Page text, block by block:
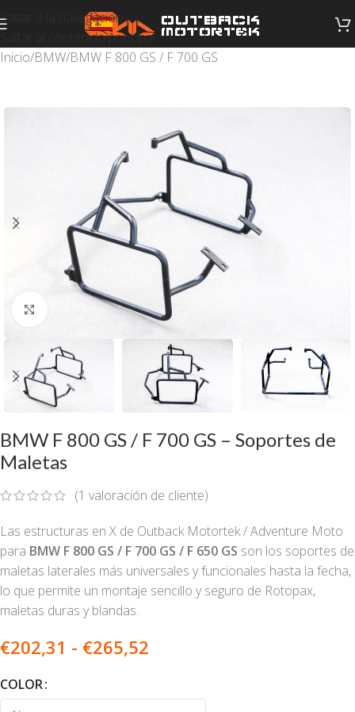
Saltar a la navegación
Saltar al contenido principal
Inicio/BMW/BMW F 800 GS / F 700 GS
Haga clic para ampliar
BMW F 800 GS / F 700 GS – Soportes de
Maletas
(1 valoración de cliente)
Las estructuras en X de Outback Motortek / Adventure Moto
para BMW F 800 GS / F 700 GS / F 650 GS son los soportes de
maletas laterales más universales y funcionales hasta la fecha,
lo que permite un montaje sencillo y seguro de Rotopax,
maletas duras y blandas.
€202,31 - €265,52
COLOR